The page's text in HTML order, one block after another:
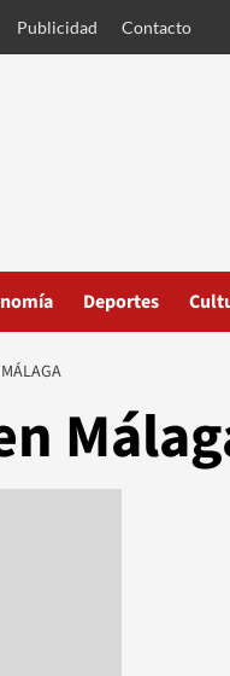
Publicidad Contacto
Deportes